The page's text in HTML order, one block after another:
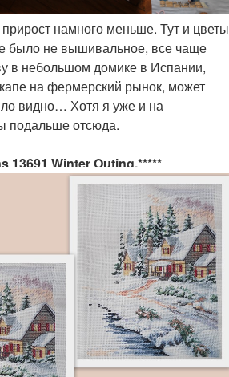
намного меньше. Тут и цветы
было не вышивальное, все чаще
в небольшом домике в Испании,
на фермерский рынок, может
видно… Хотя я уже и на
подальше отсюда.
13691 Winter Outing.*****